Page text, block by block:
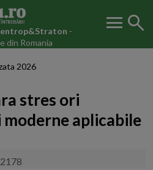
-
din Romania
menu search
2026
stres ori
aplicabile
2178